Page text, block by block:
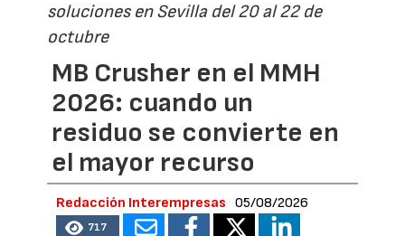
soluciones en Sevilla del 20 al 22 de
octubre
MB Crusher en el MMH
2026: cuando un
residuo se convierte en
el mayor recurso
Redacción Interempresas 05/08/2026
717